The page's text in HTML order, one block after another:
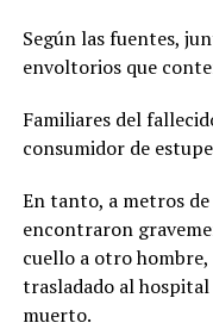
Según las fuentes,
envoltorios que
Familiares del
consumidor de
En tanto, a metros
encontraron
cuello a otro hombre,
trasladado al
muerto.